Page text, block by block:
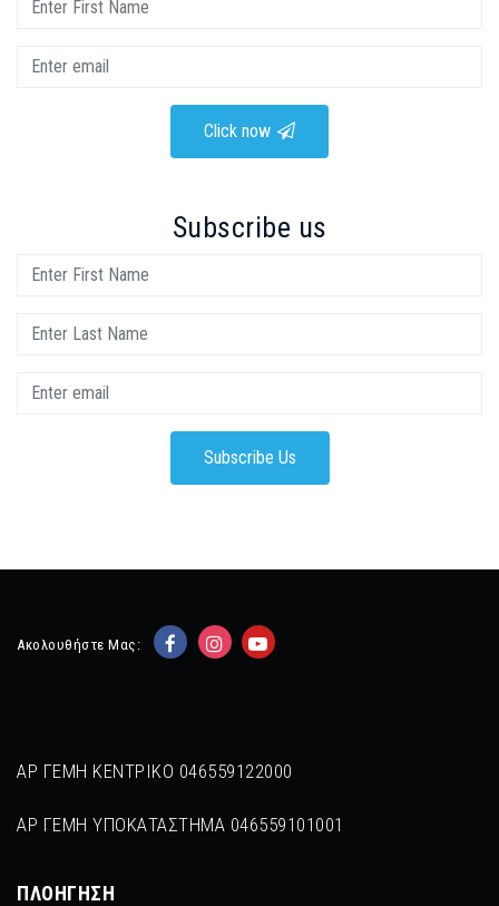
Click now
Subscribe us
Subscribe Us
Ακολουθήστε Μας:
ΑΡ ΓΕΜΗ ΚΕΝΤΡΙΚΟ 046559122000
ΑΡ ΓΕΜΗ ΥΠΟΚΑΤΑΣΤΗΜΑ 046559101001
ΠΛΟΉΓΗΣΗ